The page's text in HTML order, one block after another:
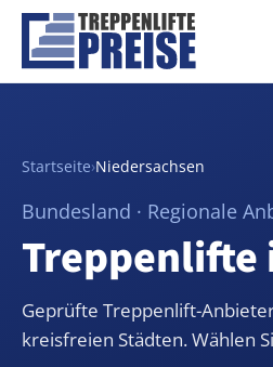
Startseite›Niedersachsen
Bundesland · Regionale
Treppenlifte
Geprüfte Treppenlift-
kreisfreien Städten. Wählen